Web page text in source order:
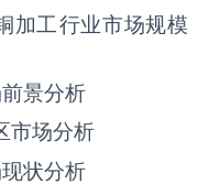
加工‌‌‌‌‌‌‌‌‌‌‌‌‌‌‌‌‌‌‌行业市场规模
景分析
市场分析
状分析